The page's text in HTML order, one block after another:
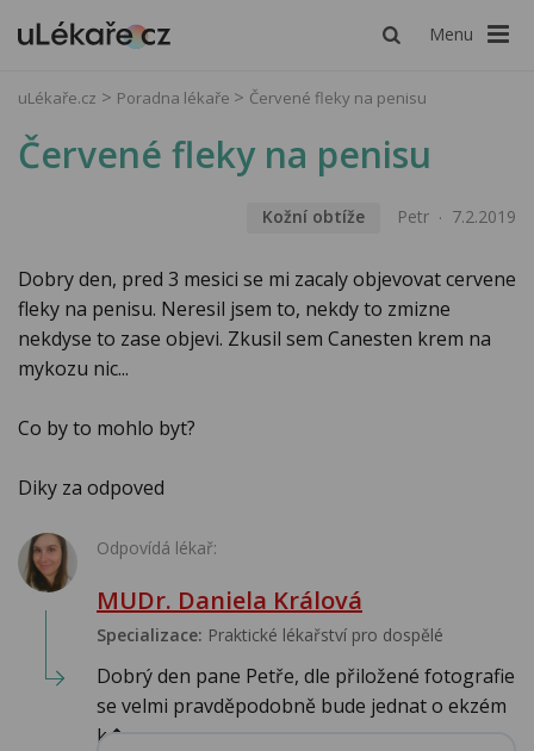
Menu
uLékaře.cz Poradna lékaře Červené fleky na penisu
Červené fleky na penisu
Kožní obtíže Petr 7.2.2019
Dobry den, pred 3 mesici se mi zacaly objevovat cervene
fleky na penisu. Neresil jsem to, nekdy to zmizne
nekdyse to zase objevi. Zkusil sem Canesten krem na
mykozu nic...
Co by to mohlo byt?
Diky za odpoved
Odpovídá lékař:
MUDr. Daniela Králová
Specializace: Praktické lékařství pro dospělé
Dobrý den pane Petře, dle přiložené fotografie
se velmi pravděpodobně bude jednat o ekzém
k�...